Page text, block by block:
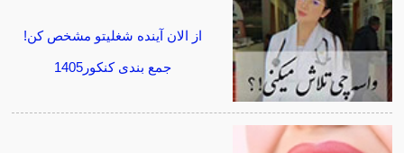
از الان آینده شغلیتو مشخص کن!
جمع بندی کنکور1405